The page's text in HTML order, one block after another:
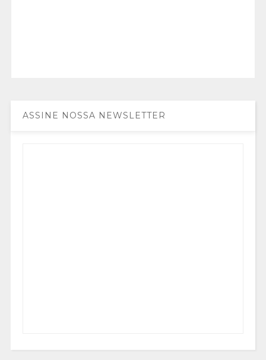
ASSINE NOSSA NEWSLETTER